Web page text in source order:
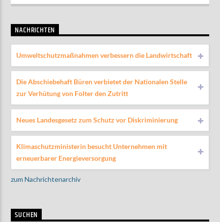
NACHRICHTEN
Umweltschutzmaßnahmen verbessern die Landwirtschaft
Die Abschiebehaft Büren verbietet der Nationalen Stelle
zur Verhütung von Folter den Zutritt
Neues Landesgesetz zum Schutz vor Diskriminierung
Klimaschutzministerin besucht Unternehmen mit
erneuerbarer Energieversorgung
zum Nachrichtenarchiv
SUCHEN